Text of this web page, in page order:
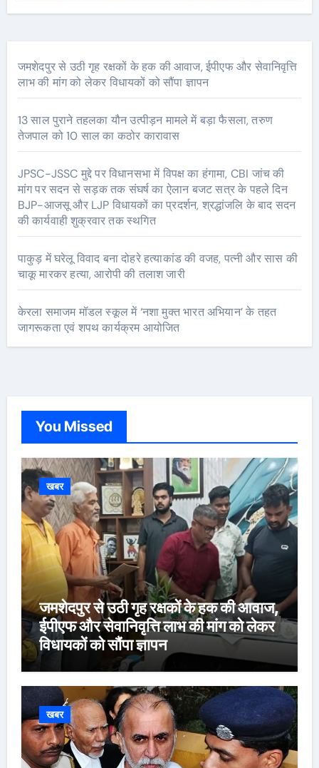
जमशेदपुर से उठी गृह रक्षकों के हक की आवाज, ईपीएफ और सेवानिवृत्ति
लाभ की मांग को लेकर विधायकों को सौंपा ज्ञापन
13 साल पुराने तहलका यौन उत्पीड़न मामले में बड़ा फैसला, तरुण
तेजपाल को 10 साल का कठोर कारावास
JPSC-JSSC मुद्दे पर विधानसभा में विपक्ष का हंगामा, CBI जांच की
मांग पर सदन से सड़क तक संघर्ष का ऐलान बजट सत्र के पहले दिन
BJP-आजसू और LJP विधायकों का प्रदर्शन, श्रद्धांजलि के बाद सदन
की कार्यवाही शुक्रवार तक स्थगित
पाकुड़ में घरेलू विवाद बना दोहरे हत्याकांड की वजह, पत्नी और सास की
चाकू मारकर हत्या, आरोपी की तलाश जारी
केरला समाजम मॉडल स्कूल में ‘नशा मुक्त भारत अभियान’ के तहत
जागरूकता एवं शपथ कार्यक्रम आयोजित
You Missed
खबर
जमशेदपुर से उठी गृह रक्षकों के हक की आवाज,
ईपीएफ और सेवानिवृत्ति लाभ की मांग को लेकर
विधायकों को सौंपा ज्ञापन
खबर